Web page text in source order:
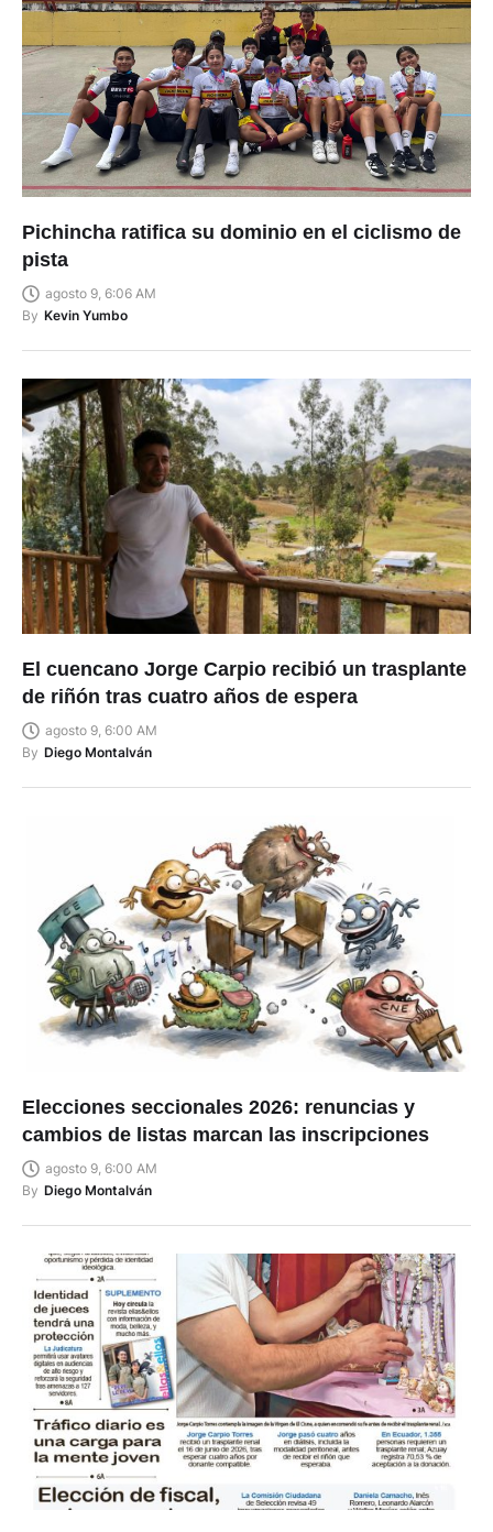
Pichincha ratifica su dominio en el ciclismo de
pista
agosto 9, 6:06 AM
By Kevin Yumbo
El cuencano Jorge Carpio recibió un trasplante
de riñón tras cuatro años de espera
agosto 9, 6:00 AM
By Diego Montalván
Elecciones seccionales 2026: renuncias y
cambios de listas marcan las inscripciones
agosto 9, 6:00 AM
By Diego Montalván